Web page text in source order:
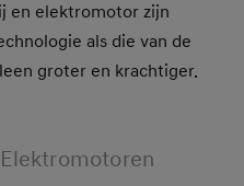
en elektromotor zijn
als die van de
groter en krachtiger.
Elektromotoren